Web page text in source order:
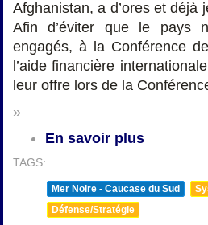
Afghanistan, a d’ores et déjà
Afin d’éviter que le pays
engagés, à la Conférence
l’aide financière
leur offre lors de la
»
En savoir plus
TAGS:
Mer Noire - Caucase du Sud
Défense/Stratégie